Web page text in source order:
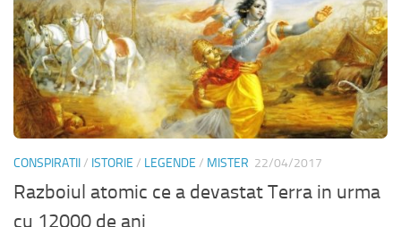
CONSPIRATII/ ISTORIE / LEGENDE / MISTER 22/04/2017
Razboiul atomic ce a devastat Terra in urma
cu 12000 de ani